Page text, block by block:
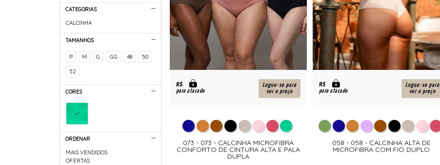
CATEGORIAS
CALCINHA
TAMANHOS
P M G GG 48 50
52
CORES
ORDENAR
MAIS VENDIDOS
OFERTAS
R$
para atacado
Logue-se para
ver o preço
073 - 073 - CALCINHA MICROFIBRA
CONFORTO DE CINTURA ALTA E PALA
DUPLA
R$
para atacado
Logue-se para
ver o preço
058 - 058 - CALCINHA ALTA DE
MICROFIBRA COM FIO DUPLO